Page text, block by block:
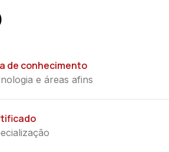
de conhecimento
e áreas afins